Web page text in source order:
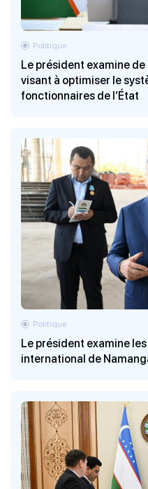
Le président examine
visant à optimiser le
fonctionnaires de l’État
Politique
Le président examine
international de
Politique